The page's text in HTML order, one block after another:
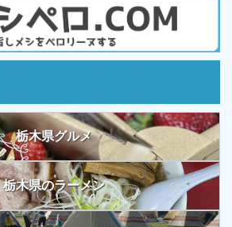
栃木県グルメ
栃木県のラーメン